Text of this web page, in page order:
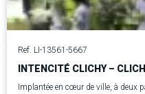
Ref. LI-13561-5667
INTENCITÉ CLICHY –
Implantée en cœur de ville, à deux